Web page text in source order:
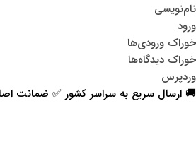
نام‌نویسی
ورود
خوراک ورودی‌ها
خوراک دیدگاه‌ها
وردپرس
🚚 ارسال سریع به سراسر کشور ✅ ضمانت اصالت کالا 🔁 ۷ روز ضمانت بازگشت